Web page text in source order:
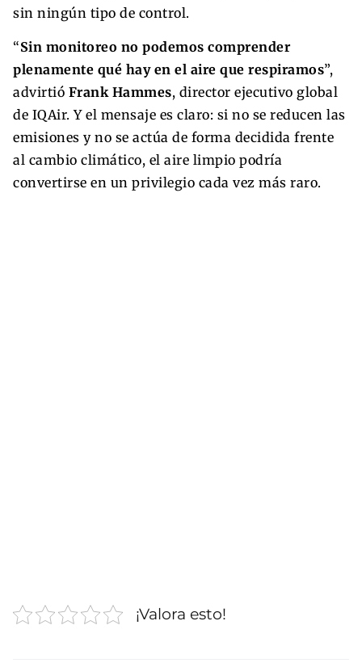
sin ningún tipo de control.
“Sin monitoreo no podemos comprender
plenamente qué hay en el aire que respiramos”,
advirtió Frank Hammes, director ejecutivo global
de IQAir. Y el mensaje es claro: si no se reducen las
emisiones y no se actúa de forma decidida frente
al cambio climático, el aire limpio podría
convertirse en un privilegio cada vez más raro.
¡Valora esto!